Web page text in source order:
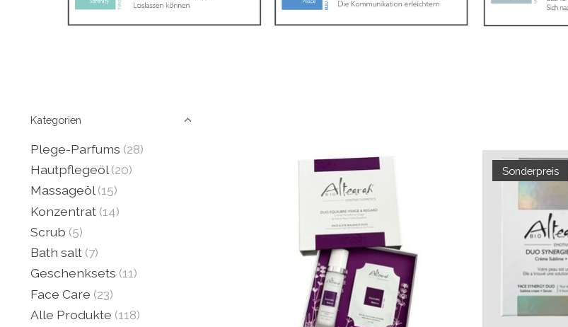
Kategorien
Plege-Parfums (28)
Hautpflegeöl (20)
Massageöl (15)
Konzentrat (14)
Scrub (5)
Bath salt (7)
Geschenksets (11)
Face Care (23)
Alle Produkte (118)
Sonderpreis